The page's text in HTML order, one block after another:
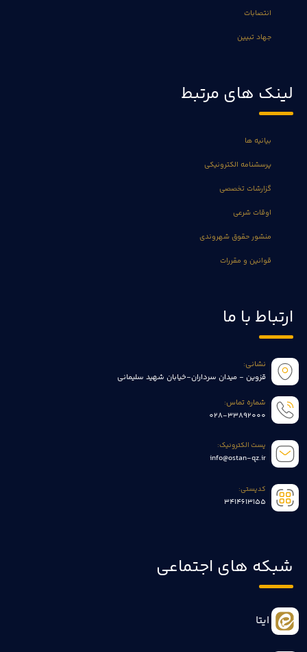
انتصابات
جهاد تبیین
لینک های مرتبط
بیانیه ها
پرسشنامه الکترونیکی
گزارشات تخصصی
اوقات شرعی
منشور حقوق شهروندی
قوانین و مقررات
ارتباط با ما
نشانی:
قزوین - میدان سرداران-خیابان شهید سلیمانی
شماره تماس:
028-33892000
پست الکترونیک:
info@ostan-qz.ir
کدپستی:
3414613155
شبکه های اجتماعی
ایتا